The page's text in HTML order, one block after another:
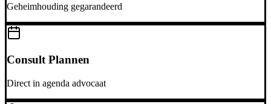
Geheimhouding gegarandeerd
Consult Plannen
Direct in agenda advocaat